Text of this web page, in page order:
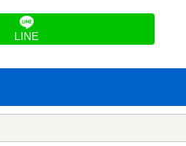
LINE